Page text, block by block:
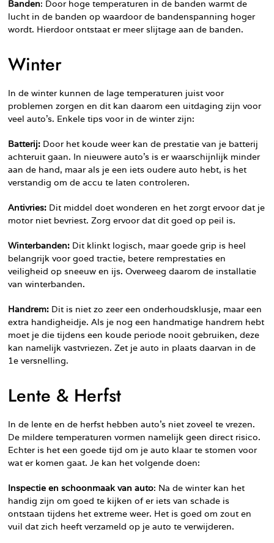
Banden: Door hoge temperaturen in de banden warmt de
lucht in de banden op waardoor de bandenspanning hoger
wordt. Hierdoor ontstaat er meer slijtage aan de banden.
Winter
In de winter kunnen de lage temperaturen juist voor
problemen zorgen en dit kan daarom een uitdaging zijn voor
veel auto’s. Enkele tips voor in de winter zijn:
Batterij: Door het koude weer kan de prestatie van je batterij
achteruit gaan. In nieuwere auto’s is er waarschijnlijk minder
aan de hand, maar als je een iets oudere auto hebt, is het
verstandig om de accu te laten controleren.
Antivries: Dit middel doet wonderen en het zorgt ervoor dat je
motor niet bevriest. Zorg ervoor dat dit goed op peil is.
Winterbanden: Dit klinkt logisch, maar goede grip is heel
belangrijk voor goed tractie, betere remprestaties en
veiligheid op sneeuw en ijs. Overweeg daarom de installatie
van winterbanden.
Handrem: Dit is niet zo zeer een onderhoudsklusje, maar een
extra handigheidje. Als je nog een handmatige handrem hebt
moet je die tijdens een koude periode nooit gebruiken, deze
kan namelijk vastvriezen. Zet je auto in plaats daarvan in de
1e versnelling.
Lente & Herfst
In de lente en de herfst hebben auto’s niet zoveel te vrezen.
De mildere temperaturen vormen namelijk geen direct risico.
Echter is het een goede tijd om je auto klaar te stomen voor
wat er komen gaat. Je kan het volgende doen:
Inspectie en schoonmaak van auto: Na de winter kan het
handig zijn om goed te kijken of er iets van schade is
ontstaan tijdens het extreme weer. Het is goed om zout en
vuil dat zich heeft verzameld op je auto te verwijderen.